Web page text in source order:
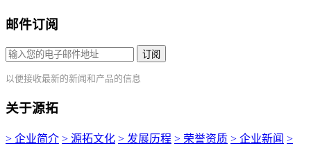
邮件订阅
订阅
以便接收最新的新闻和产品的信息
关于源拓
> 企业简介 > 源拓文化 > 发展历程 > 荣誉资质 > 企业新闻 >